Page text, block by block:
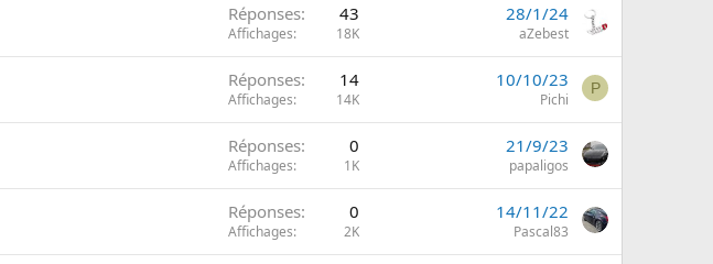
Réponses 43
Affichages 18K
28/1/24
aZebest
Réponses 14
Affichages 14K
10/10/23
Pichi
P
Réponses 0
Affichages 1K
21/9/23
papaligos
Réponses 0
Affichages 2K
14/11/22
Pascal83